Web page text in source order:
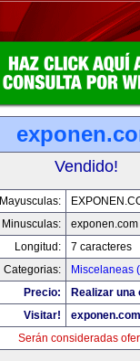
Vendido!
Mayusculas:
Minusculas:
exponen.com
Longitud:
7 caracteres
Categorias:
Miscelaneas
Precio:
Realizar una
Visitar!
exponen.com
Serán consideradas